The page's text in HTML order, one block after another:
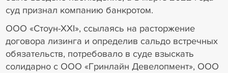
суд признал компанию банкротом.
ООО «Стоун-XXI», ссылаясь на расторжение
договора лизинга и определив сальдо встречных
обязательств, потребовало в суде взыскать
солидарно с ООО «Гринлайн Девелопмент», ООО